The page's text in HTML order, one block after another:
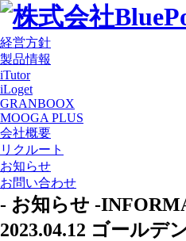
経営方針
製品情報
iTutor
iLoget
GRANBOOX
MOOGA PLUS
会社概要
リクルート
お知らせ
お問い合わせ
- お知らせ -
2023.04.12 ゴールデ